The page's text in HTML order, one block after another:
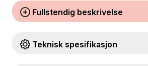
Fullstendig beskrivelse
Teknisk spesifikasjon